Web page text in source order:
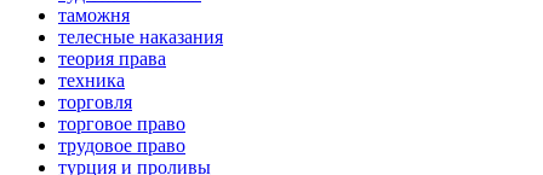
таможня
телесные наказания
теория права
техника
торговля
торговое право
трудовое право
турция и проливы